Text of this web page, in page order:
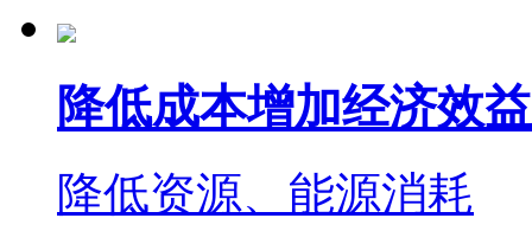
降低成本增加经济效益
降低资源、能源消耗